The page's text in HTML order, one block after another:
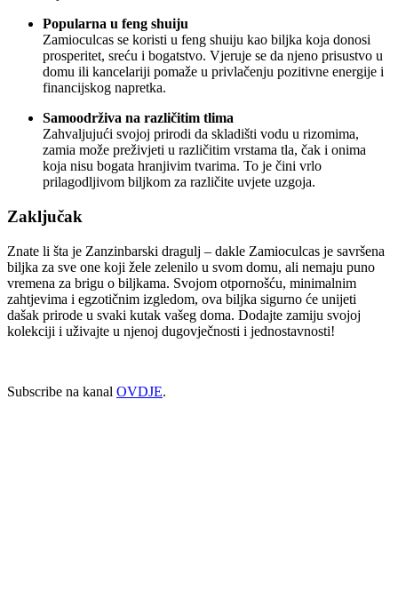
Popularna u feng shuiju
Zamioculcas se koristi u feng shuiju kao biljka koja donosi
prosperitet, sreću i bogatstvo. Vjeruje se da njeno prisustvo u
domu ili kancelariji pomaže u privlačenju pozitivne energije i
financijskog napretka.
Samoodrživa na različitim tlima
Zahvaljujući svojoj prirodi da skladišti vodu u rizomima,
zamia može preživjeti u različitim vrstama tla, čak i onima
koja nisu bogata hranjivim tvarima. To je čini vrlo
prilagodljivom biljkom za različite uvjete uzgoja.
Zaključak
Znate li šta je Zanzinbarski dragulj – dakle Zamioculcas je savršena
biljka za sve one koji žele zelenilo u svom domu, ali nemaju puno
vremena za brigu o biljkama. Svojom otpornošću, minimalnim
zahtjevima i egzotičnim izgledom, ova biljka sigurno će unijeti
dašak prirode u svaki kutak vašeg doma. Dodajte zamiju svojoj
kolekciji i uživajte u njenoj dugovječnosti i jednostavnosti!
Subscribe na kanal OVDJE.